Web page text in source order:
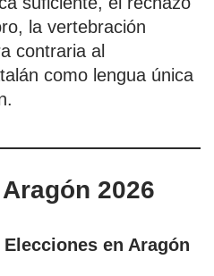
la vertebración
contraria al
como lengua única
2026
en Aragón